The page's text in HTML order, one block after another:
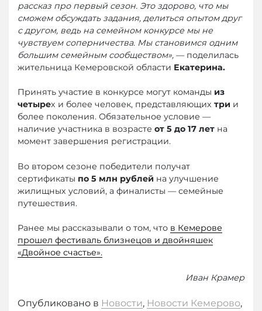
рассказ про первый сезон. Это здорово, что мы
сможем обсуждать задания, делиться опытом друг
с другом, ведь на семейном конкурсе мы не
чувствуем соперничества. Мы становимся одним
большим семейным сообществом», — поделилась
жительница Кемеровской области Екатерина.
Принять участие в конкурсе могут команды из
четырех и более человек, представляющих три и
более поколения. Обязательное условие —
наличие участника в возрасте от 5 до 17 лет на
момент завершения регистрации.
Во втором сезоне победители получат
сертификаты по 5 млн рублей на улучшение
жилищных условий, а финалисты — семейные
путешествия.
Ранее мы рассказывали о том, что в Кемерове
прошел фестиваль близнецов и двойняшек
«Двойное счастье».
Иван Крамер
Опубликовано в Новости, Новости Кемерово,